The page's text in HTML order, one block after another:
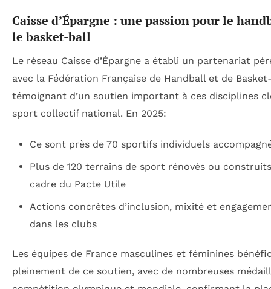
Caisse d’Épargne : une passion pour le
le basket-ball
Le réseau Caisse d’Épargne a établi un partenariat
avec la Fédération Française de Handball et de
témoignant d’un soutien important à ces disciplines
sport collectif national. En 2025:
Ce sont près de 70 sportifs individuels
Plus de 120 terrains de sport rénovés ou
cadre du Pacte Utile
Actions concrètes d’inclusion, mixité et
dans les clubs
Les équipes de France masculines et féminines
pleinement de ce soutien, avec de nombreuses